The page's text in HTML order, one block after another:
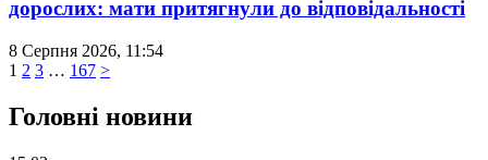
дорослих: мати притягнули до відповідальності
8 Серпня 2026, 11:54
Пагінація
записів
Page
1 Page
2 Page
3 … Page
167 >
Головні новини